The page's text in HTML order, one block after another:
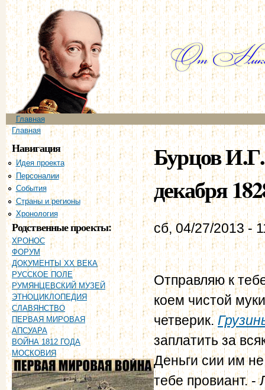
Главное меню
Главная
Вы здесь
Главная
Навигация
Идея проекта
Персоналии
События
Страны и регионы
Хронология
Родственные проекты:
ХРОНОС
ФОРУМ
ДОКУМЕНТЫ XX ВЕКА
РУССКОЕ ПОЛЕ
РУМЯНЦЕВСКИЙ МУЗЕЙ
ЭТНОЦИКЛОПЕДИЯ
СЛАВЯНСТВО
ПЕРВАЯ МИРОВАЯ
АПСУАРА
ВОЙНА 1812 ГОДА
МОСКОВИЯ
Бурцов
декабря
сб, 04/27/2013 -
Отправляю к
коем чистой
четверик.
заплатить за
Деньги сии им
тебе провиант.